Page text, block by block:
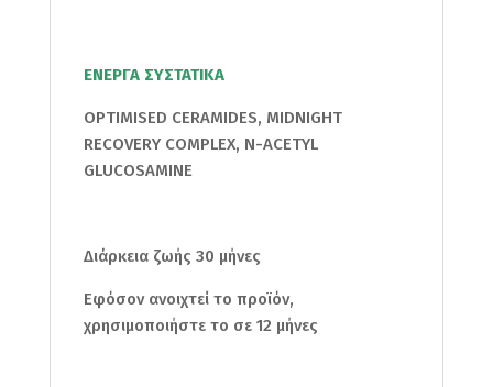
ΕΝΕΡΓΑ ΣΥΣΤΑΤΙΚΑ
OPTIMISED CERAMIDES, MIDNIGHT
RECOVERY COMPLEX, N-ACETYL
GLUCOSAMINE
Διάρκεια ζωής 30 μήνες
Εφόσον ανοιχτεί το προϊόν,
χρησιμοποιήστε το σε 12 μήνες